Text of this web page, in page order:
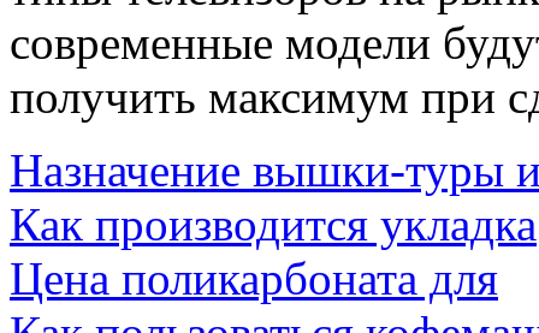
современные модели
получить максимум при
Назначение вышки-туры
Как производится укладка
Цена поликарбоната для